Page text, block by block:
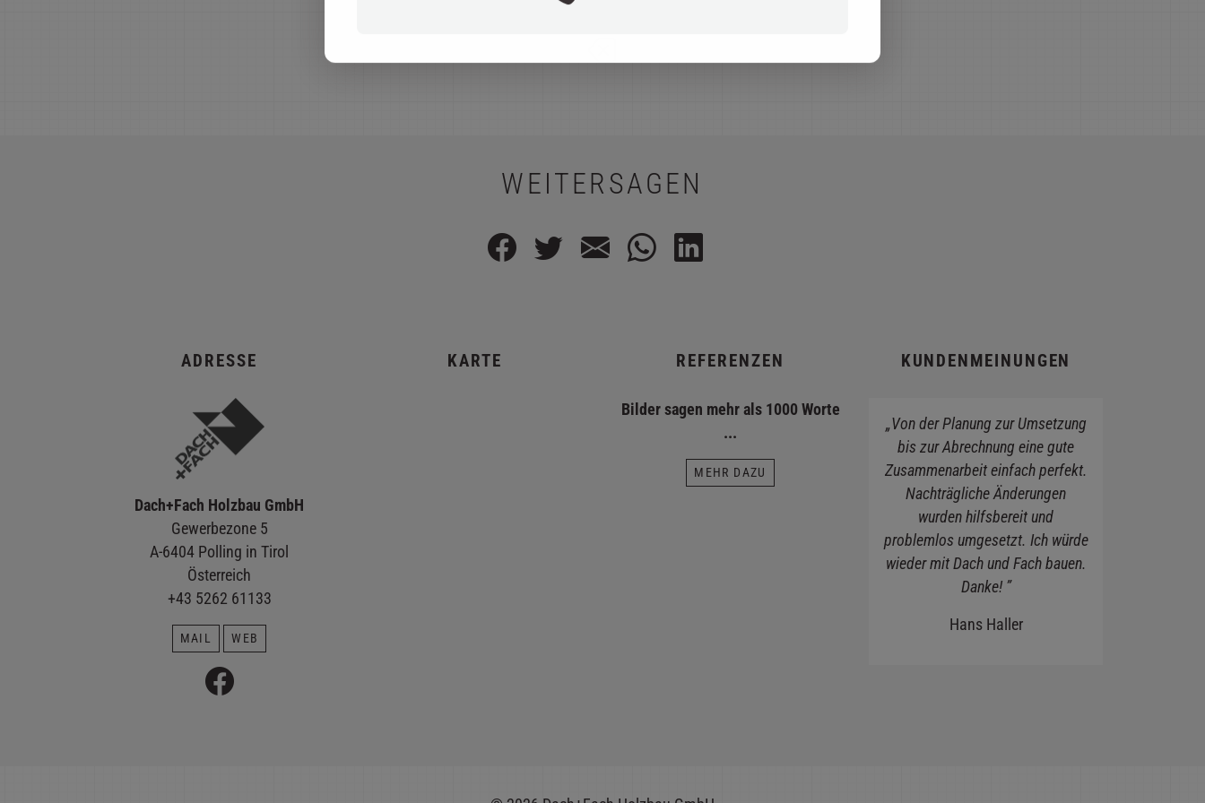
WEITERSAGEN
ADRESSE
Dach+Fach Holzbau GmbH
Gewerbezone 5
A-6404 Polling in Tirol
Österreich
+43 5262 61133
MAIL WEB
KARTE REFERENZEN
Bilder sagen mehr als 1000 Worte
...
MEHR DAZU
KUNDENMEINUNGEN
„Von der Planung zur Umsetzung
bis zur Abrechnung eine gute
Zusammenarbeit einfach perfekt.
Nachträgliche Änderungen
wurden hilfsbereit und
problemlos umgesetzt. Ich würde
wieder mit Dach und Fach bauen.
Danke! ”
Hans Haller